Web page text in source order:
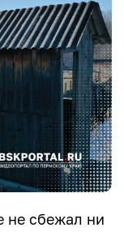
не сбежал ни